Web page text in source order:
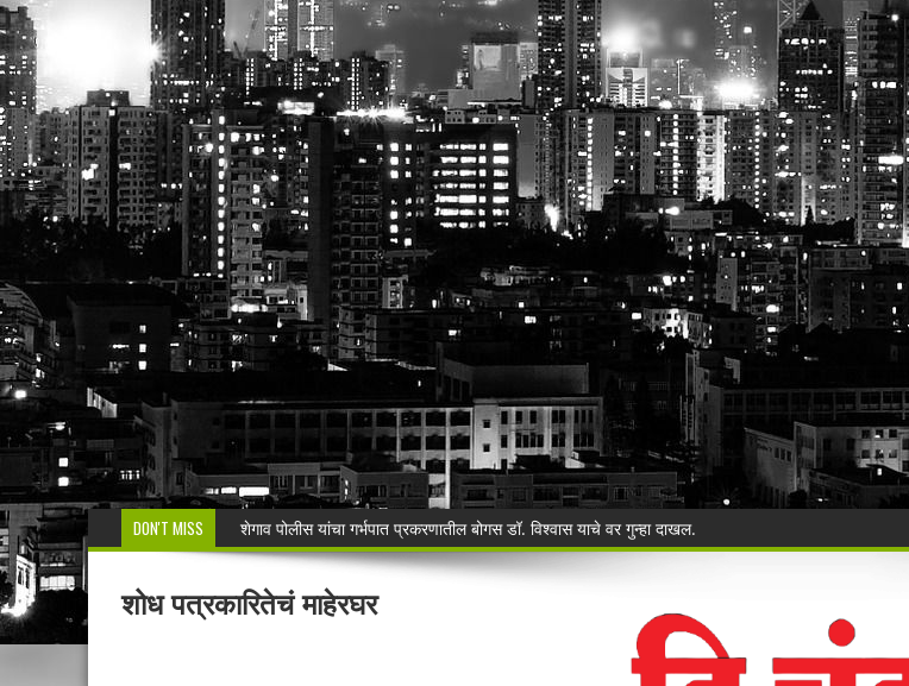
DON'T MISS
मनसेच्या तालुका अध्यक्षा कल्पना पोतर्लावार यांनी बेकायदेशीर ऑनलाइन लॉटरीविरोधात पोलिसांना निवेदन
वरोरा येथे कारगिल विजयदीन साजरा Kargil Vijay Deen celebrated in Warora
🚨 धडाकेबाज कारवाई! LCBच्या थरारक पाठलागानंतर ३५ गोवंशांची सुटका; २२.३५ लाखांचा मुद्देमाल जप्त
वाढदिवसाचा आनंद हिरवाईला अर्पण; रुपेश कुतरमारे यांचा वृक्षसंवर्धनाचा प्रेरणादायी संकल्प
शोध पत्रकारितेचं माहेरघर